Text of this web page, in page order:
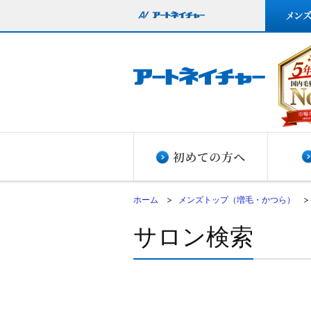
ホーム メンズトップ（増毛・かつら）
サロン検索